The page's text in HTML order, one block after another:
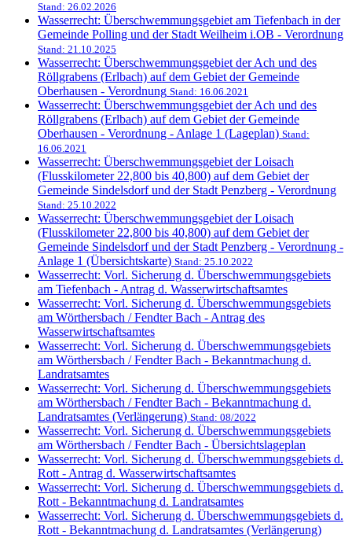
Stand: 26.02.2026
Wasserrecht: Überschwemmungsgebiet am Tiefenbach in der
Gemeinde Polling und der Stadt Weilheim i.OB - Verordnung
Stand: 21.10.2025
Wasserrecht: Überschwemmungsgebiet der Ach und des
Röllgrabens (Erlbach) auf dem Gebiet der Gemeinde
Oberhausen - Verordnung Stand: 16.06.2021
Wasserrecht: Überschwemmungsgebiet der Ach und des
Röllgrabens (Erlbach) auf dem Gebiet der Gemeinde
Oberhausen - Verordnung - Anlage 1 (Lageplan) Stand:
16.06.2021
Wasserrecht: Überschwemmungsgebiet der Loisach
(Flusskilometer 22,800 bis 40,800) auf dem Gebiet der
Gemeinde Sindelsdorf und der Stadt Penzberg - Verordnung
Stand: 25.10.2022
Wasserrecht: Überschwemmungsgebiet der Loisach
(Flusskilometer 22,800 bis 40,800) auf dem Gebiet der
Gemeinde Sindelsdorf und der Stadt Penzberg - Verordnung -
Anlage 1 (Übersichtskarte) Stand: 25.10.2022
Wasserrecht: Vorl. Sicherung d. Überschwemmungsgebiets
am Tiefenbach - Antrag d. Wasserwirtschaftsamtes
Wasserrecht: Vorl. Sicherung d. Überschwemmungsgebiets
am Wörthersbach / Fendter Bach - Antrag des
Wasserwirtschaftsamtes
Wasserrecht: Vorl. Sicherung d. Überschwemmungsgebiets
am Wörthersbach / Fendter Bach - Bekanntmachung d.
Landratsamtes
Wasserrecht: Vorl. Sicherung d. Überschwemmungsgebiets
am Wörthersbach / Fendter Bach - Bekanntmachung d.
Landratsamtes (Verlängerung) Stand: 08/2022
Wasserrecht: Vorl. Sicherung d. Überschwemmungsgebiets
am Wörthersbach / Fendter Bach - Übersichtslageplan
Wasserrecht: Vorl. Sicherung d. Überschwemmungsgebiets d.
Rott - Antrag d. Wasserwirtschaftsamtes
Wasserrecht: Vorl. Sicherung d. Überschwemmungsgebiets d.
Rott - Bekanntmachung d. Landratsamtes
Wasserrecht: Vorl. Sicherung d. Überschwemmungsgebiets d.
Rott - Bekanntmachung d. Landratsamtes (Verlängerung)